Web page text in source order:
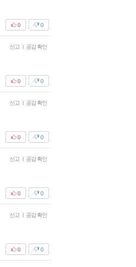
0
0
신고 | 공감 확인
0
0
신고 | 공감 확인
0
0
신고 | 공감 확인
0
0
신고 | 공감 확인
0
0